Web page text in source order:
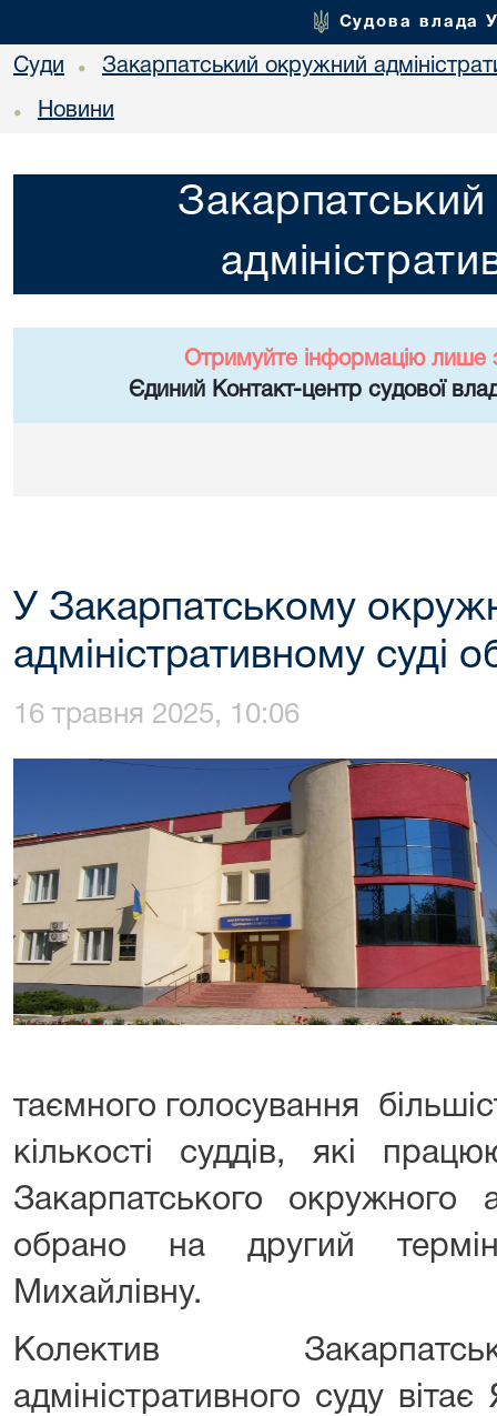
Судова влада
Суди • Закарпатський окружний
• Новини
Отримуйте інформацію лише
Єдиний Контакт-центр судової
У Закарпатському
адміністративному суді
16 травня 2025, 10:06
таємного голосування
кількості суддів, які
Закарпатського окружного
обрано на другий
Михайлівну.
Колектив
адміністративного суду